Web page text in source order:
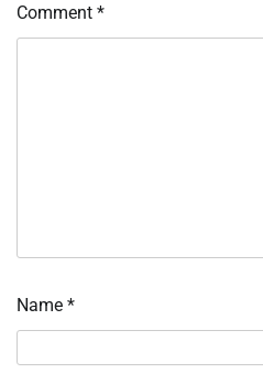
Comment *
Name *